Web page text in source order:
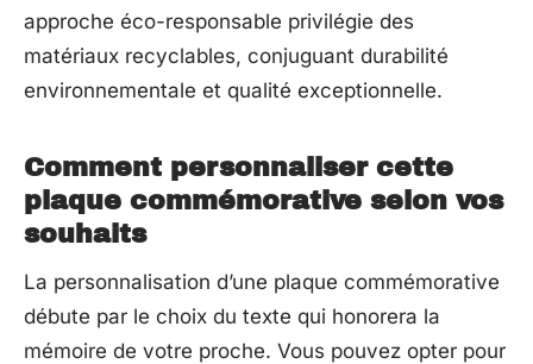
approche éco-responsable privilégie des
matériaux recyclables, conjuguant durabilité
environnementale et qualité exceptionnelle.
Comment personnaliser cette
plaque commémorative selon vos
souhaits
La personnalisation d’une plaque commémorative
débute par le choix du texte qui honorera la
mémoire de votre proche. Vous pouvez opter pour